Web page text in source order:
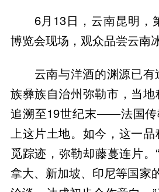
6月13日，云南昆明
博览会现场，观众品尝云
云南与洋酒的渊源已
族彝族自治州弥勒市，当
追溯至19世纪末——法国传
上这片土地。如今，这一
觅踪迹，弥勒却藤蔓连片
拿大、新加坡、印尼等国家